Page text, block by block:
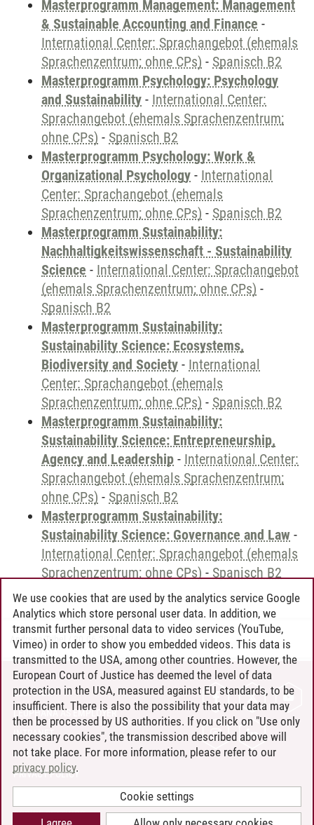
Masterprogramm Management: Management
& Sustainable Accounting and Finance -
International Center: Sprachangebot (ehemals
Sprachenzentrum; ohne CPs) - Spanisch B2
Masterprogramm Psychology: Psychology
and Sustainability - International Center:
Sprachangebot (ehemals Sprachenzentrum;
ohne CPs) - Spanisch B2
Masterprogramm Psychology: Work &
Organizational Psychology - International
Center: Sprachangebot (ehemals
Sprachenzentrum; ohne CPs) - Spanisch B2
Masterprogramm Sustainability:
Nachhaltigkeitswissenschaft - Sustainability
Science - International Center: Sprachangebot
(ehemals Sprachenzentrum; ohne CPs) -
Spanisch B2
Masterprogramm Sustainability:
Sustainability Science: Ecosystems,
Biodiversity and Society - International
Center: Sprachangebot (ehemals
Sprachenzentrum; ohne CPs) - Spanisch B2
Masterprogramm Sustainability:
Sustainability Science: Entrepreneurship,
Agency and Leadership - International Center:
Sprachangebot (ehemals Sprachenzentrum;
ohne CPs) - Spanisch B2
Masterprogramm Sustainability:
Sustainability Science: Governance and Law -
International Center: Sprachangebot (ehemals
Sprachenzentrum; ohne CPs) - Spanisch B2
Andreea Tribel 30.06.2024
CONTACT
LEUPHANA AS EMPLOYER
INTRANET
SITE NOTICE
PRIVACY POLICY
COOKIE SETTINGS
We use cookies that are used by the analytics service Google
Analytics which store personal user data. In addition, we
transmit further personal data to video services (YouTube,
Vimeo) in order to show you embedded videos. This data is
transmitted to the USA, among other countries. However, the
European Court of Justice has deemed the level of data
protection in the USA, measured against EU standards, to be
insufficient. There is also the possibility that your data may
then be processed by US authorities. If you click on "Use only
necessary cookies", the transmission described above will
not take place. For more information, please refer to our
privacy policy.
Cookie settings